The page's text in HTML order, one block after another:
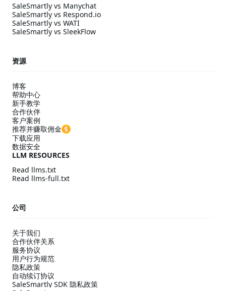
SaleSmartly vs Manychat
SaleSmartly vs Respond.io
SaleSmartly vs WATI
SaleSmartly vs SleekFlow
资源
博客
帮助中心
新手教学
合作伙伴
客户案例
推荐并赚取佣金
下载应用
数据安全
LLM RESOURCES
Read llms.txt
Read llms-full.txt
公司
关于我们
合作伙伴关系
服务协议
用户行为规范
隐私政策
自动续订协议
SaleSmartly SDK 隐私政策